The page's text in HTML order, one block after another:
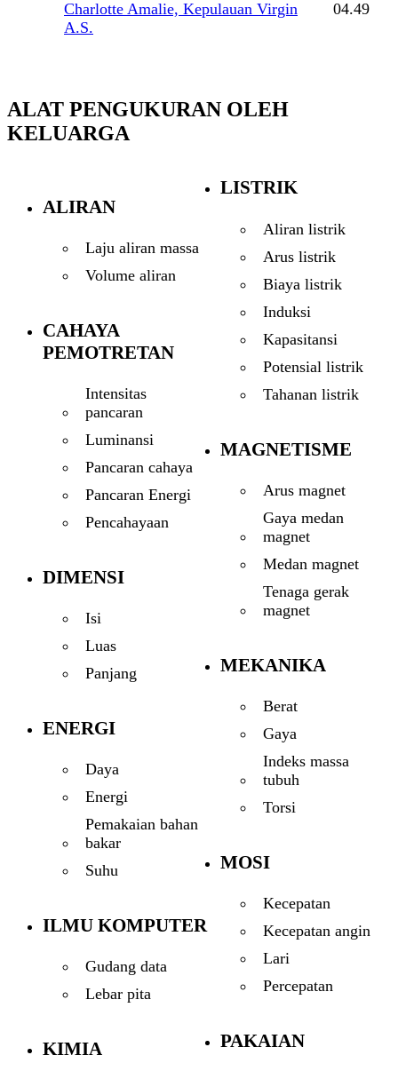
Charlotte Amalie, Kepulauan Virgin
A.S.
04.49
ALAT PENGUKURAN OLEH
KELUARGA
ALIRAN
Laju aliran massa
Volume aliran
CAHAYA
PEMOTRETAN
Intensitas
pancaran
Luminansi
Pancaran cahaya
Pancaran Energi
Pencahayaan
DIMENSI
Isi
Luas
Panjang
ENERGI
Daya
Energi
Pemakaian bahan
bakar
Suhu
ILMU KOMPUTER
Gudang data
Lebar pita
KIMIA
LISTRIK
Aliran listrik
Arus listrik
Biaya listrik
Induksi
Kapasitansi
Potensial listrik
Tahanan listrik
MAGNETISME
Arus magnet
Gaya medan
magnet
Medan magnet
Tenaga gerak
magnet
MEKANIKA
Berat
Gaya
Indeks massa
tubuh
Torsi
MOSI
Kecepatan
Kecepatan angin
Lari
Percepatan
PAKAIAN